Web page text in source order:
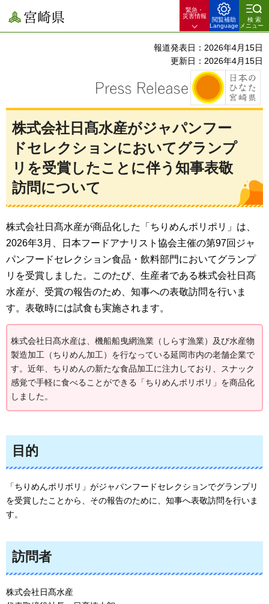
宮崎県
緊急・
災害情報
閲覧補助
Language
検索
メニュー
報道発表日：2026年4月15日
更新日：2026年4月15日
株式会社日髙水産がジャパンフー
ドセレクションにおいてグランプ
リを受賞したことに伴う知事表敬
訪問について
株式会社日髙水産が商品化した「ちりめんポリポリ」は、
2026年3月、日本フードアナリスト協会主催の第97回ジャ
パンフードセレクション食品・飲料部門においてグランプ
リを受賞しました。このたび、生産者である株式会社日髙
水産が、受賞の報告のため、知事への表敬訪問を行いま
す。表敬時には試食も実施されます。
株式会社日髙水産は、機船船曳網漁業（しらす漁業）及び水産物
製造加工（ちりめん加工）を行なっている延岡市内の老舗企業で
す。近年、ちりめんの新たな食品加工に注力しており、スナック
感覚で手軽に食べることができる「ちりめんポリポリ」を商品化
しました。
目的
「ちりめんポリポリ」がジャパンフードセレクションでグランプリ
を受賞したことから、その報告のために、知事へ表敬訪問を行いま
す。
訪問者
株式会社日髙水産